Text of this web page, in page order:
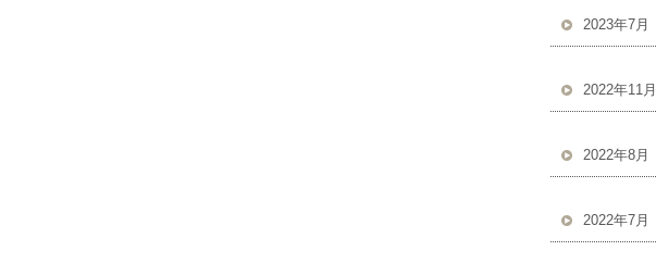
2023年7月
2022年11月
2022年8月
2022年7月